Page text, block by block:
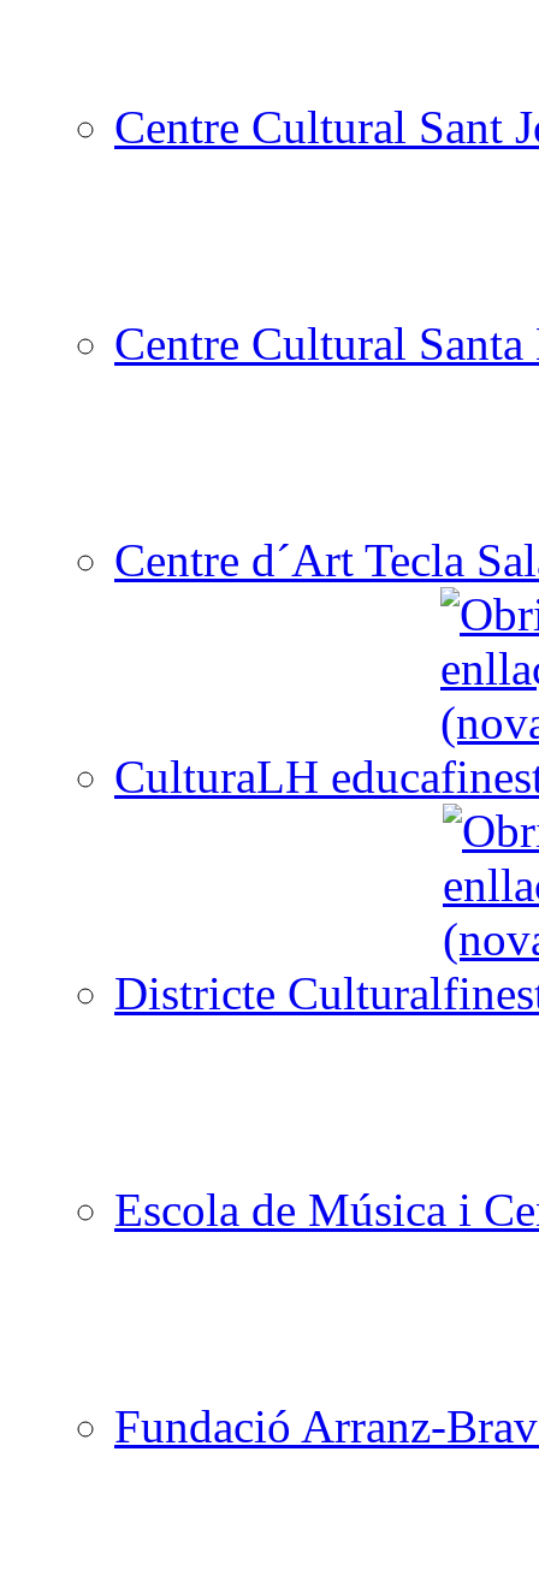
Centre Cultural Sant
Centre Cultural
Centre d´Art Tecla
CulturaLH educa
Districte Cultural
Escola de Música i
Fundació Arranz-